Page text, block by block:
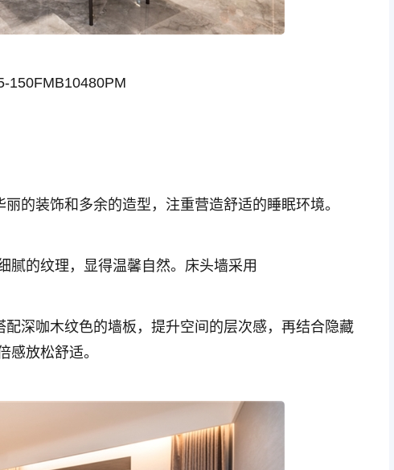
150FMB10480PM
的装饰和多余的造型，注重营造舒适的睡眠环境。
腻的纹理，显得温馨自然。床头墙采用
配深咖木纹色的墙板，提升空间的层次感，再结合隐藏
感放松舒适。